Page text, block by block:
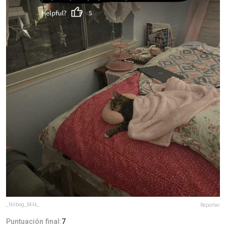
_Nilbog_Milk_ Reportar
Puntuación final:7